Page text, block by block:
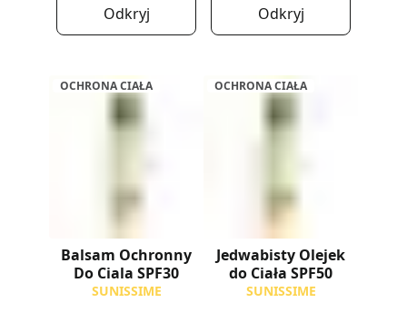
Odkryj
Opalenizny
Odkryj
OCHRONA CIAŁA
Balsam Ochronny
Do Ciala SPF30
SUNISSIME
OCHRONA CIAŁA
Jedwabisty Olejek
do Ciała SPF50
SUNISSIME